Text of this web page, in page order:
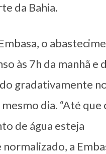
da Bahia.
o
às 7h da manhã e
gradativamente
dia. “Até que
de água esteja
a